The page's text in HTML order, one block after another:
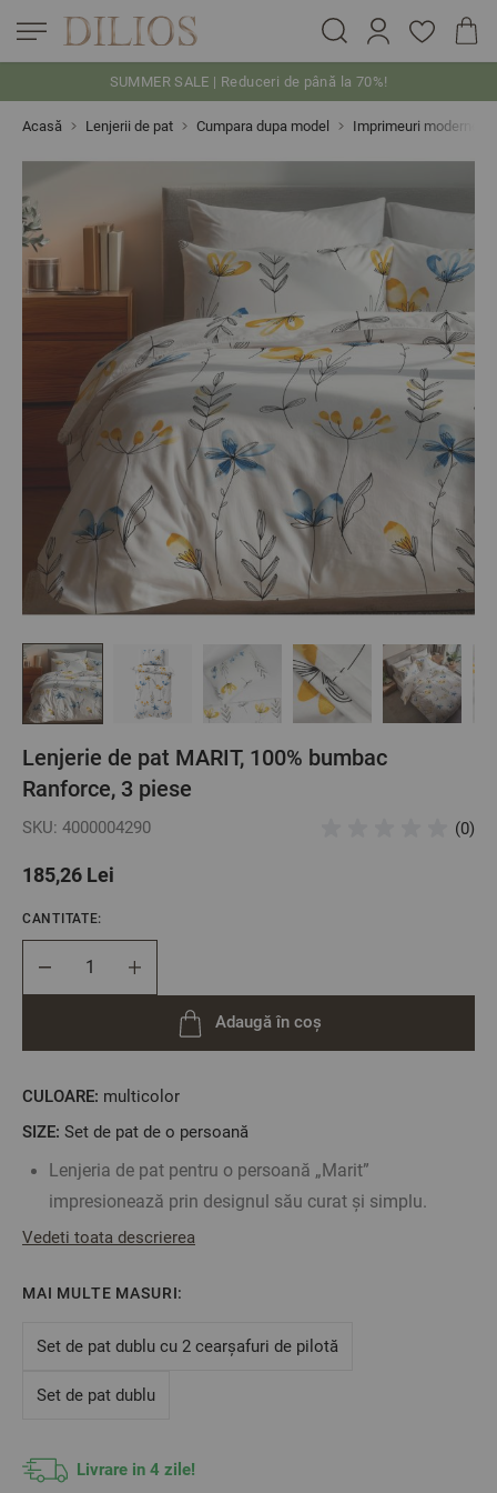
SUMMER SALE | Reduceri de până la 70%!
Acasă Lenjerii de pat Cumpara dupa model Imprimeuri moderne
Lenjerie de pat MARIT, 100% bumbac
Ranforce, 3 piese
SKU: 4000004290 (0)
185,26 Lei
CULOARE: multicolor
SIZE: Set de pat de o persoană
Lenjeria de pat pentru o persoană „Marit”
impresionează prin designul său curat și simplu.
Model floral delicat, cu flori albastre și galbene pe
combinație de culori care creează o atmosferă
Dimensiuni:
Vedeti toata descrierea
MAI MULTE MASURI:
Set de pat dublu cu 2 cearșafuri de pilotă
Set de pat dublu
Livrare in 4 zile!
CANTITATE:
Adaugă în coș